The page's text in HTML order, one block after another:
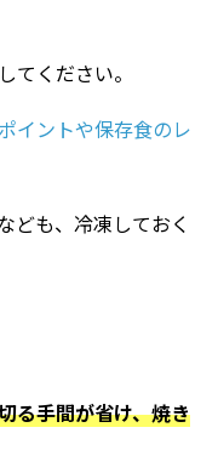
てください。
イントや保存食のレ
ども、冷凍しておく
る手間が省け、焼き